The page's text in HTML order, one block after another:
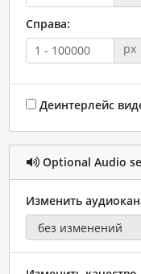
Справа:
px
Деинтерлейс
Optional Audio
Изменить